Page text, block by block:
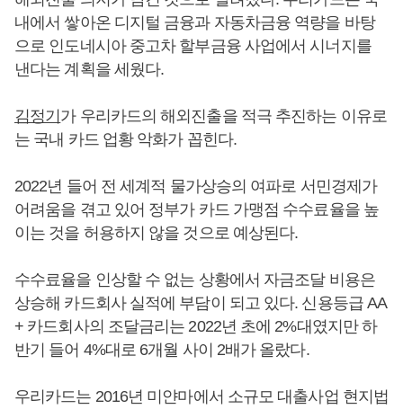
내에서 쌓아온 디지털 금융과 자동차금융 역량을 바탕
으로 인도네시아 중고차 할부금융 사업에서 시너지를
낸다는 계획을 세웠다.
김정기 가 우리카드의 해외진출을 적극 추진하는 이유로
는 국내 카드 업황 악화가 꼽힌다.
2022년 들어 전 세계적 물가상승의 여파로 서민경제가
어려움을 겪고 있어 정부가 카드 가맹점 수수료율을 높
이는 것을 허용하지 않을 것으로 예상된다.
수수료율을 인상할 수 없는 상황에서 자금조달 비용은
상승해 카드회사 실적에 부담이 되고 있다. 신용등급 AA
+ 카드회사의 조달금리는 2022년 초에 2%대였지만 하
반기 들어 4%대로 6개월 사이 2배가 올랐다.
우리카드는 2016년 미얀마에서 소규모 대출사업 현지법